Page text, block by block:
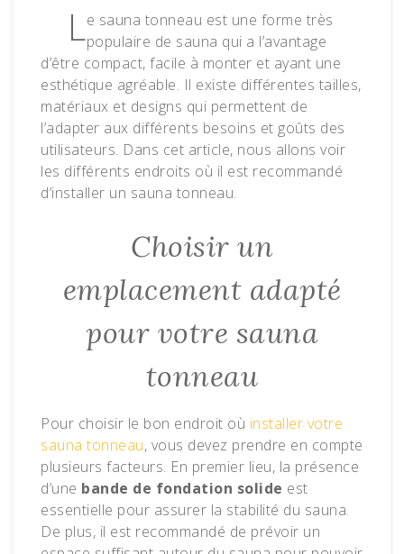
Le sauna tonneau est une forme très
populaire de sauna qui a l’avantage
d’être compact, facile à monter et ayant une
esthétique agréable. Il existe différentes tailles,
matériaux et designs qui permettent de
l’adapter aux différents besoins et goûts des
utilisateurs. Dans cet article, nous allons voir
les différents endroits où il est recommandé
d’installer un sauna tonneau.
Choisir un
emplacement adapté
pour votre sauna
tonneau
Pour choisir le bon endroit où installer votre
sauna tonneau, vous devez prendre en compte
plusieurs facteurs. En premier lieu, la présence
d’une bande de fondation solide est
essentielle pour assurer la stabilité du sauna.
De plus, il est recommandé de prévoir un